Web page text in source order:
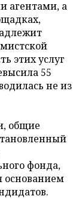
агентами, а
этих услуг
55
не из
общие
фонда,
основанием